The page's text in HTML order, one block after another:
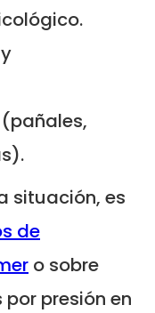
situación, es
de
o sobre
presión en